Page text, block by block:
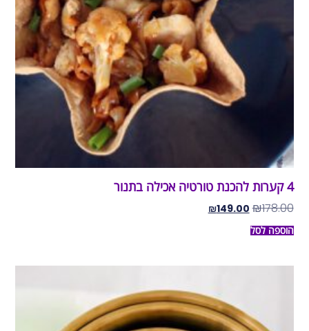
4 קערות להכנת טורטיה אכילה בתנור
₪178.00
₪149.00
הוספה לסל